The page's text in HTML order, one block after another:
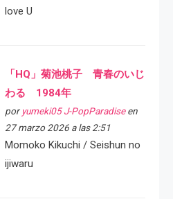
love U
「HQ」菊池桃子 青春のいじ
わる 1984年
por yumeki05 J-PopParadiseen
27 marzo 2026 a las 2:51
Momoko Kikuchi / Seishun no
ijiwaru